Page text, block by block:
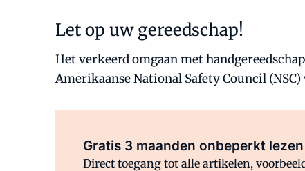
Let op uw gereedschap!
Het verkeerd omgaan met
Amerikaanse National Safety Council
Gratis 3 maanden onbeperkt lezen
Direct toegang tot alle artikelen,